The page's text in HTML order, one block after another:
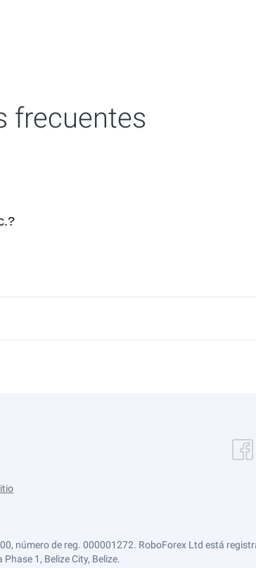
frecuentes
número de reg. 000001272. RoboForex Ltd está
1, Belize City, Belize.